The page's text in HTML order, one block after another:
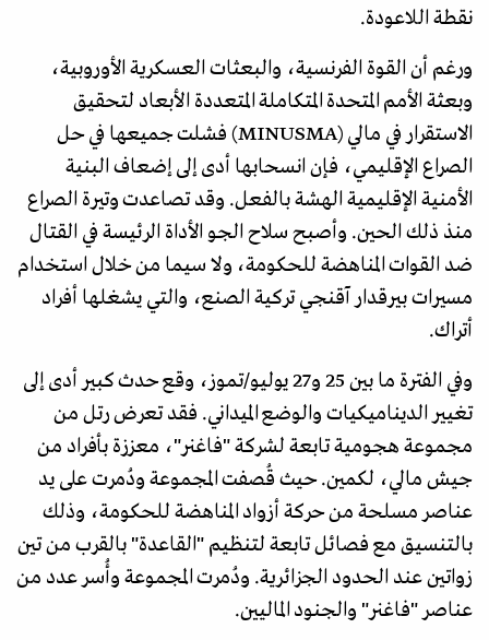
نقطة اللاعودة.
ورغم أن القوة الفرنسية، والبعثات العسكرية الأوروبية،
وبعثة الأمم المتحدة المتكاملة المتعددة الأبعاد لتحقيق
الاستقرار في مالي (MINUSMA) فشلت جميعها في حل
الصراع الإقليمي، فإن انسحابها أدى إلى إضعاف البنية
الأمنية الإقليمية الهشة بالفعل. وقد تصاعدت وتيرة الصراع
منذ ذلك الحين. وأصبح سلاح الجو الأداة الرئيسة في القتال
ضد القوات المناهضة للحكومة، ولا سيما من خلال استخدام
مسيرات بيرقدار آقنجي تركية الصنع، والتي يشغلها أفراد
أتراك.
وفي الفترة ما بين 25 و27 يوليو/تموز، وقع حدث كبير أدى إلى
تغيير الديناميكيات والوضع الميداني. فقد تعرض رتل من
مجموعة هجومية تابعة لشركة "فاغنر"، معززة بأفراد من
جيش مالي، لكمين. حيث قُصفت المجموعة ودُمرت على يد
عناصر مسلحة من حركة أزواد المناهضة للحكومة، وذلك
بالتنسيق مع فصائل تابعة لتنظيم "القاعدة" بالقرب من تين
زواتين عند الحدود الجزائرية. ودُمرت المجموعة وأُسر عدد من
عناصر "فاغنر" والجنود الماليين.